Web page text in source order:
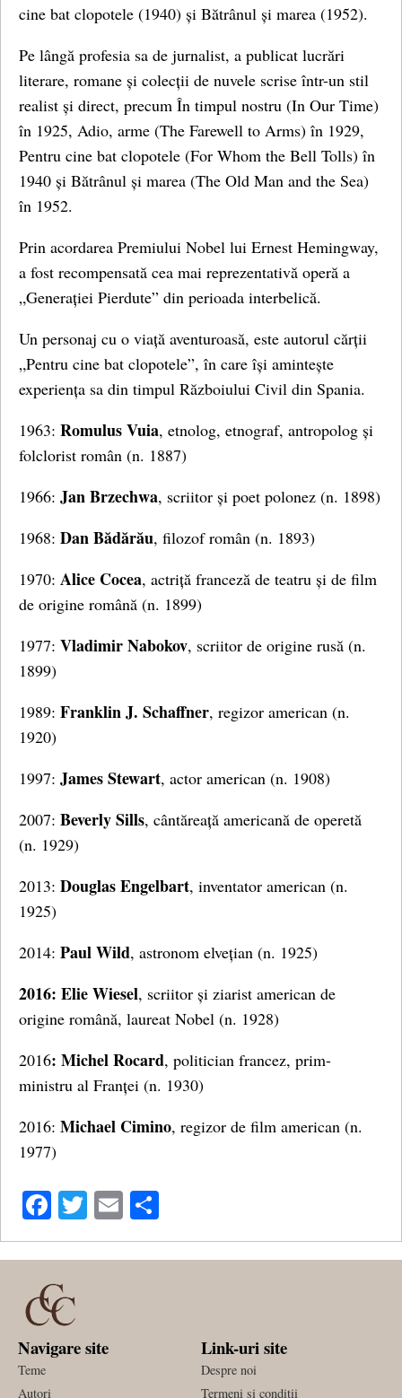
cine bat clopotele (1940) și Bătrânul și marea (1952).
Pe lângă profesia sa de jurnalist, a publicat lucrări
literare, romane și colecții de nuvele scrise într-un stil
realist și direct, precum În timpul nostru (In Our Time)
în 1925, Adio, arme (The Farewell to Arms) în 1929,
Pentru cine bat clopotele (For Whom the Bell Tolls) în
1940 și Bătrânul și marea (The Old Man and the Sea)
în 1952.
Prin acordarea Premiului Nobel lui Ernest Hemingway,
a fost recompensată cea mai reprezentativă operă a
„Generației Pierdute” din perioada interbelică.
Un personaj cu o viață aventuroasă, este autorul cărții
„Pentru cine bat clopotele”, în care își amintește
experiența sa din timpul Războiului Civil din Spania.
1963: Romulus Vuia, etnolog, etnograf, antropolog și
folclorist român (n. 1887)
1966: Jan Brzechwa, scriitor și poet polonez (n. 1898)
1968: Dan Bădărău, filozof român (n. 1893)
1970: Alice Cocea, actriță franceză de teatru și de film
de origine română (n. 1899)
1977: Vladimir Nabokov, scriitor de origine rusă (n.
1899)
1989: Franklin J. Schaffner, regizor american (n.
1920)
1997: James Stewart, actor american (n. 1908)
2007: Beverly Sills, cântăreață americană de operetă
(n. 1929)
2013: Douglas Engelbart, inventator american (n.
1925)
2014: Paul Wild, astronom elvețian (n. 1925)
2016: Elie Wiesel, scriitor și ziarist american de
origine română, laureat Nobel (n. 1928)
2016: Michel Rocard, politician francez, prim-
ministru al Franței (n. 1930)
2016: Michael Cimino, regizor de film american (n.
1977)
Facebook
Twitter
Email
Navigare site
Teme
Autori
Link-uri site
Despre noi
Termeni si conditii